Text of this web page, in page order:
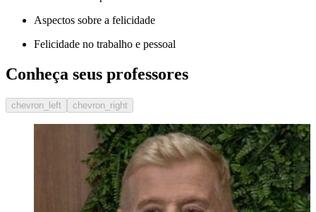
Aspectos sobre a felicidade
Felicidade no trabalho e pessoal
Conheça seus professores
chevron_left chevron_right